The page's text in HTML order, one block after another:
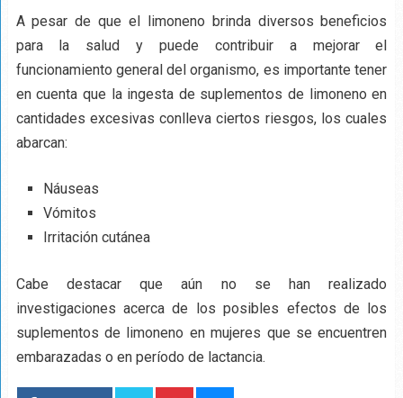
A pesar de que el limoneno brinda diversos beneficios
para la salud y puede contribuir a mejorar el
funcionamiento general del organismo, es importante tener
en cuenta que la ingesta de suplementos de limoneno en
cantidades excesivas conlleva ciertos riesgos, los cuales
abarcan:
Náuseas
Vómitos
Irritación cutánea
Cabe destacar que aún no se han realizado
investigaciones acerca de los posibles efectos de los
suplementos de limoneno en mujeres que se encuentren
embarazadas o en período de lactancia.